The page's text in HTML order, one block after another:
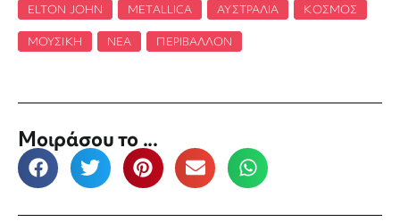
ELTON JOHN METALLICA ΑΥΣΤΡΑΛΊΑ ΚΌΣΜΟΣ
ΜΟΥΣΙΚΉ ΝΈΑ ΠΕΡΙΒΆΛΛΟΝ
Μοιράσου το ...